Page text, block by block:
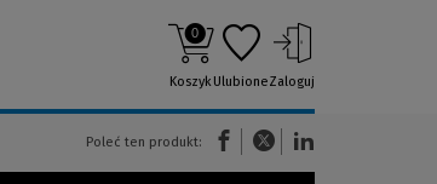
0
KoszykUlubioneZaloguj
Poleć ten produkt:
(Nowe okno)(Link do innej strony)